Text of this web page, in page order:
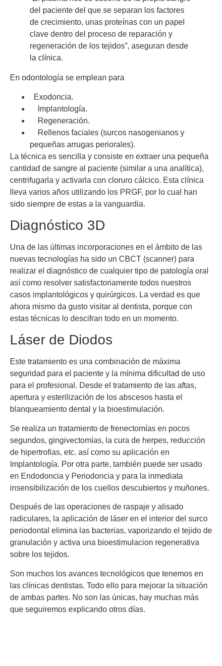
del paciente del que se separan los factores
de crecimiento, unas proteínas con un papel
clave dentro del proceso de reparación y
regeneración de los tejidos”, aseguran desde
la clínica.
En odontología se emplean para
Exodoncia.
Implantología.
Regeneración.
Rellenos faciales (surcos nasogenianos y
pequeñas arrugas periorales).
La técnica es sencilla y consiste en extraer una pequeña
cantidad de sangre al paciente (similar a una analítica),
centrifugarla y activarla con cloruro cálcico. Esta clínica
lleva varios años utilizando los PRGF, por lo cual han
sido siempre de estas a la vanguardia.
Diagnóstico 3D
Una de las últimas incorporaciones en el ámbito de las
nuevas tecnologías ha sido un CBCT (scanner) para
realizar el diagnóstico de cualquier tipo de patología oral
así como resolver satisfactoriamente todos nuestros
casos implantológicos y quirúrgicos. La verdad es que
ahora mismo da gusto visitar al dentista, porque con
estas técnicas lo descifran todo en un momento.
Láser de Diodos
Este tratamiento es una combinación de máxima
seguridad para el paciente y la mínima dificultad de uso
para el profesional. Desde el tratamiento de las aftas,
apertura y esterilización de los abscesos hasta el
blanqueamiento dental y la bioestimulación.
Se realiza un tratamiento de frenectomías en pocos
segundos, gingivectomías, la cura de herpes, reducción
de hipertrofias, etc. así como su aplicación en
Implantología. Por otra parte, también puede ser usado
en Endodoncia y Periodoncia y para la inmediata
insensibilización de los cuellos descubiertos y muñones.
Después de las operaciones de raspaje y alisado
radiculares, la aplicación de láser en el interior del surco
periodontal elimina las bacterias, vaporizando el tejido de
granulación y activa una bioestimulacion regenerativa
sobre los tejidos.
Son muchos los avances tecnológicos que tenemos en
las clínicas dentistas. Todo ello para mejorar la situación
de ambas partes. No son las únicas, hay muchas más
que seguiremos explicando otros días.